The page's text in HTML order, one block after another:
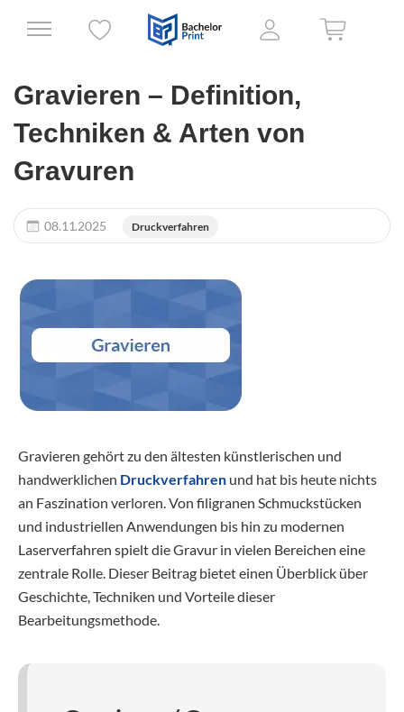
Gravieren – Definition,
Techniken & Arten von
Gravuren
08.11.2025 Druckverfahren
Gravieren gehört zu den ältesten künstlerischen und
handwerklichen Druckverfahren und hat bis heute nichts
an Faszination verloren. Von filigranen Schmuckstücken
und industriellen Anwendungen bis hin zu modernen
Laserverfahren spielt die Gravur in vielen Bereichen eine
zentrale Rolle. Dieser Beitrag bietet einen Überblick über
Geschichte, Techniken und Vorteile dieser
Bearbeitungsmethode.